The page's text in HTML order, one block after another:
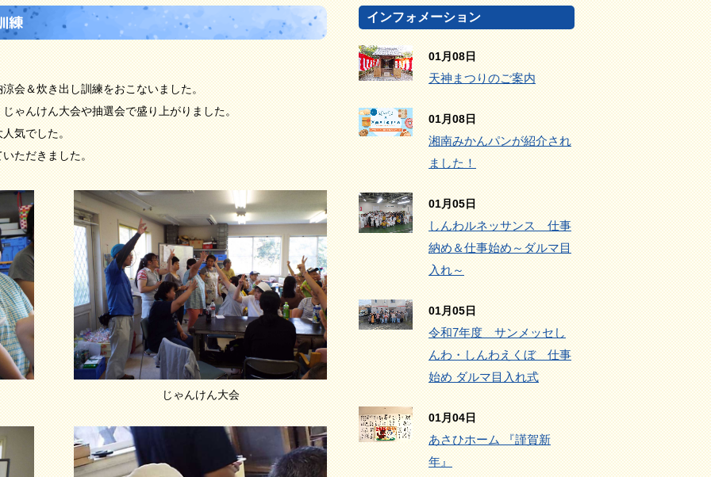
練
＆炊き出し訓練をおこないました。
ゃんけん大会や抽選会で盛り上がりました。
気でした。
ただきました。
じゃんけん大会
インフォメーション
01月08日
天神まつりのご案内
01月08日
湘南みかんパンが紹介され
ました！
01月05日
しんわルネッサンス 仕事
納め＆仕事始め～ダルマ目
入れ～
01月05日
令和7年度 サンメッセし
んわ・しんわえくぼ 仕事
始め ダルマ目入れ式
01月04日
あさひホーム 『謹賀新
年』